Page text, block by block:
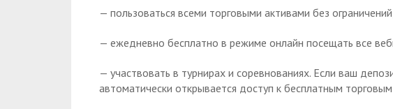
— пользоваться всеми торговыми активами без
— ежедневно бесплатно в режиме онлайн посещать все
— участвовать в турнирах и соревнованиях. Если ваш
автоматически открывается доступ к бесплатным